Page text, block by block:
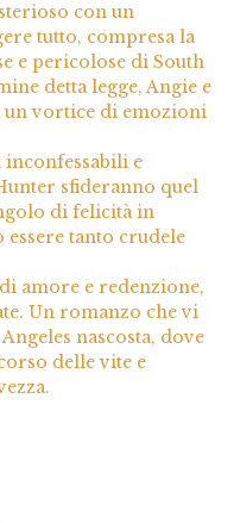
con un
tutto, compresa la
e pericolose di South
detta legge, Angie e
vortice di emozioni
e
sfideranno quel
di felicità in
essere tanto crudele
amore e redenzione,
Un romanzo che vi
nascosta, dove
delle vite e